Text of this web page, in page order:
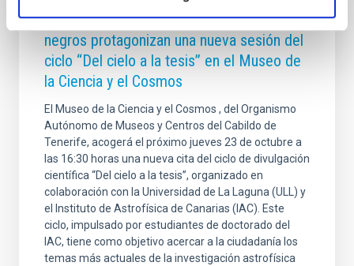
La inteligencia artificial y los agujeros
negros protagonizan una nueva sesión del
ciclo “Del cielo a la tesis” en el Museo de
la Ciencia y el Cosmos
El Museo de la Ciencia y el Cosmos , del Organismo
Autónomo de Museos y Centros del Cabildo de
Tenerife, acogerá el próximo jueves 23 de octubre a
las 16:30 horas una nueva cita del ciclo de divulgación
científica “Del cielo a la tesis”, organizado en
colaboración con la Universidad de La Laguna (ULL) y
el Instituto de Astrofísica de Canarias (IAC). Este
ciclo, impulsado por estudiantes de doctorado del
IAC, tiene como objetivo acercar a la ciudadanía los
temas más actuales de la investigación astrofísica